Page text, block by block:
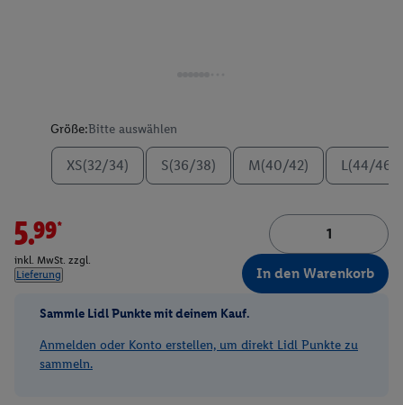
Größe:Bitte auswählen
XS(32/34) S(36/38) M(40/42) L(44/46)
5.99*
inkl. MwSt. zzgl.
Lieferung
In den Warenkorb
Sammle Lidl Punkte mit deinem Kauf.
Anmelden oder Konto erstellen, um direkt Lidl Punkte zu
sammeln.